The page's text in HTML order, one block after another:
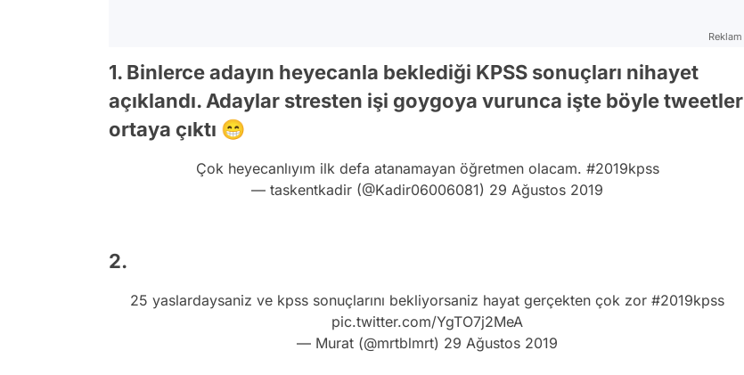
Reklam
1. Binlerce adayın heyecanla beklediği KPSS sonuçları nihayet
açıklandı. Adaylar stresten işi goygoya vurunca işte böyle tweetler
ortaya çıktı 😁
Çok heyecanlıyım ilk defa atanamayan öğretmen olacam. #2019kpss
— taskentkadir (@Kadir06006081) 29 Ağustos 2019
2.
25 yaslardaysaniz ve kpss sonuçlarını bekliyorsaniz hayat gerçekten çok zor #2019kpss
pic.twitter.com/YgTO7j2MeA
— Murat (@mrtblmrt) 29 Ağustos 2019